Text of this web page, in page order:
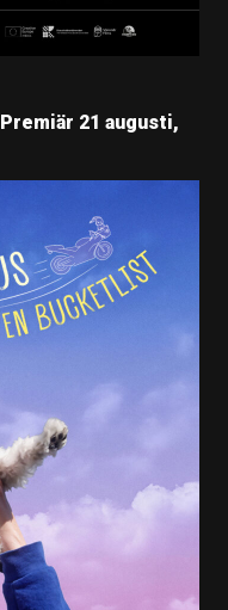
Premiär 21 augusti,